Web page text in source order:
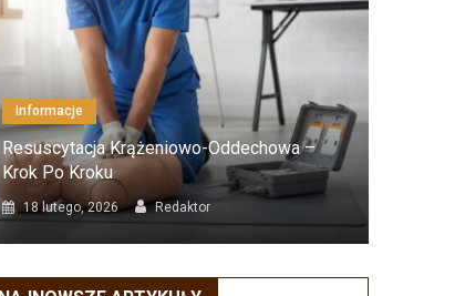
Informacje
Resuscytacja Krążeniowo-Oddechowa –
Krok Po Kroku
18 lutego, 2026 Redaktor